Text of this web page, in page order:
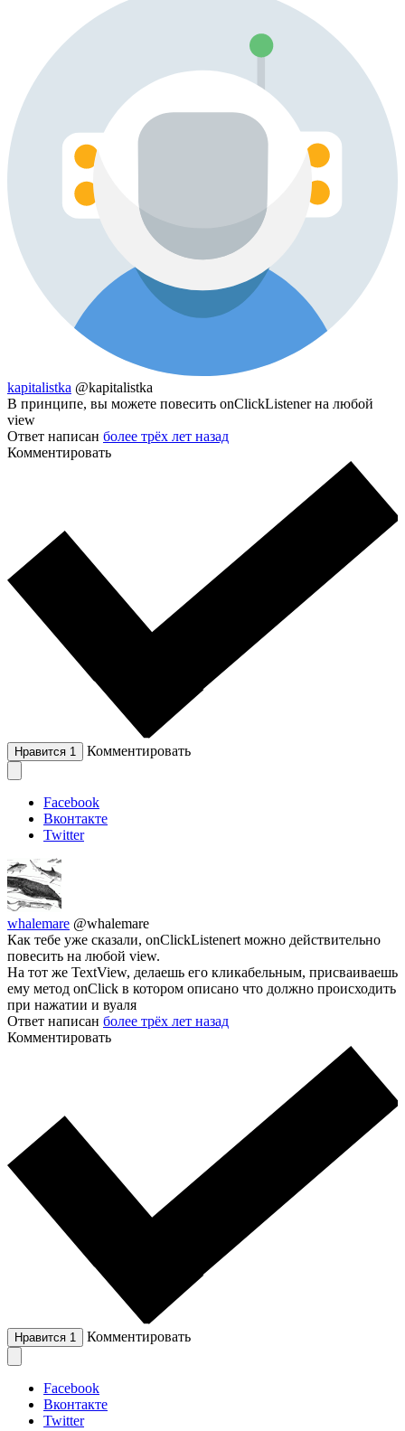
kapitalistka @kapitalistka
В принципе, вы можете повесить onClickListener на любой
view
Ответ написан более трёх лет назад
Комментировать
Нравится 1 Комментировать
Facebook
Вконтакте
Twitter
whalemare @whalemare
Как тебе уже сказали, onClickListenert можно действительно
повесить на любой view.
На тот же TextView, делаешь его кликабельным, присваиваешь
ему метод onClick в котором описано что должно происходить
при нажатии и вуаля
Ответ написан более трёх лет назад
Комментировать
Нравится 1 Комментировать
Facebook
Вконтакте
Twitter